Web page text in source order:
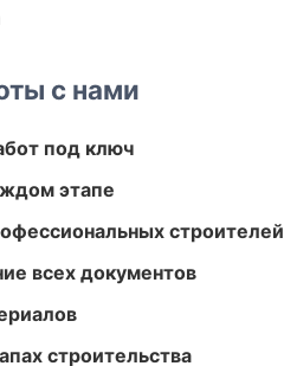
с нами
под ключ
этапе
строителей
всех документов
строительства